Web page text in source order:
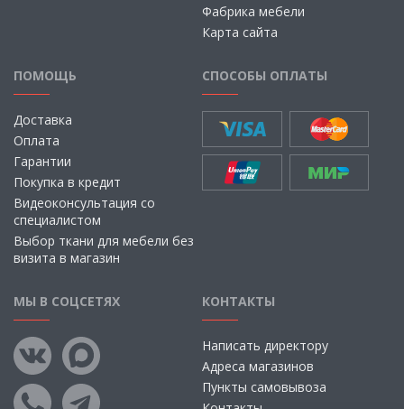
Фабрика мебели
Карта сайта
ПОМОЩЬ
Доставка
Оплата
Гарантии
Покупка в кредит
Видеоконсультация со
специалистом
Выбор ткани для мебели без
визита в магазин
СПОСОБЫ ОПЛАТЫ
МЫ В СОЦСЕТЯХ КОНТАКТЫ
Написать директору
Адреса магазинов
Пункты самовывоза